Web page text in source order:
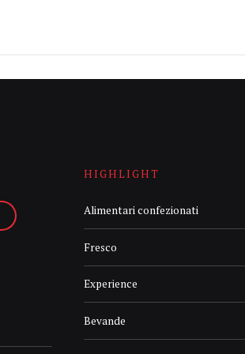
HIGHLIGHT
Alimentari confezionati
Fresco
Experience
Bevande